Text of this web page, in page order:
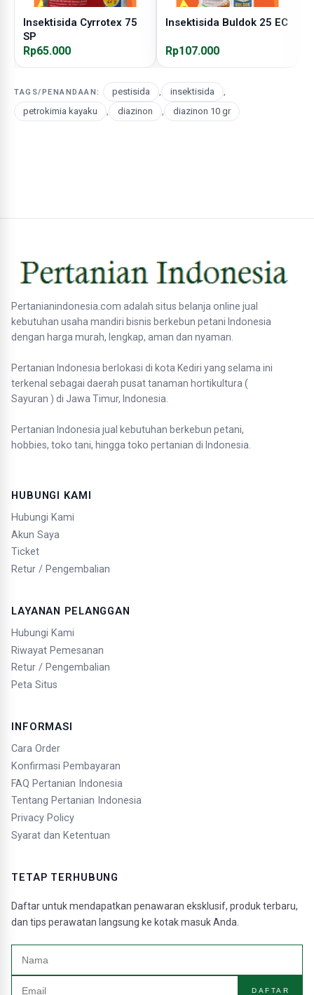
Insektisida Cyrrotex 75
SP
Rp65.000
Insektisida Buldok 25 EC
Rp107.000
TAGS/PENANDAAN: pestisida , insektisida
,
petrokimia kayaku
, diazinon , diazinon 10 gr
Pertanianindonesia.com adalah situs belanja online jual
kebutuhan usaha mandiri bisnis berkebun petani Indonesia
dengan harga murah, lengkap, aman dan nyaman.
Pertanian Indonesia berlokasi di kota Kediri yang selama ini
terkenal sebagai daerah pusat tanaman hortikultura (
Sayuran ) di Jawa Timur, Indonesia.
Pertanian Indonesia jual kebutuhan berkebun petani,
hobbies, toko tani, hingga toko pertanian di Indonesia.
HUBUNGI KAMI
Hubungi Kami
Akun Saya
Ticket
Retur / Pengembalian
LAYANAN PELANGGAN
Hubungi Kami
Riwayat Pemesanan
Retur / Pengembalian
Peta Situs
INFORMASI
Cara Order
Konfirmasi Pembayaran
FAQ Pertanian Indonesia
Tentang Pertanian Indonesia
Privacy Policy
Syarat dan Ketentuan
TETAP TERHUBUNG
Daftar untuk mendapatkan penawaran eksklusif, produk terbaru,
dan tips perawatan langsung ke kotak masuk Anda.
DAFTAR